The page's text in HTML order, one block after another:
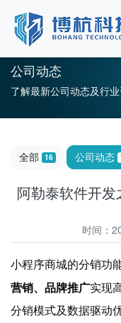
公司动态
了解最新公司动态及行
全部 16 公司动态
阿勒泰软件开
时间：
小程序商城的分销功
营销、品牌推广实现
分销模式及数据驱动